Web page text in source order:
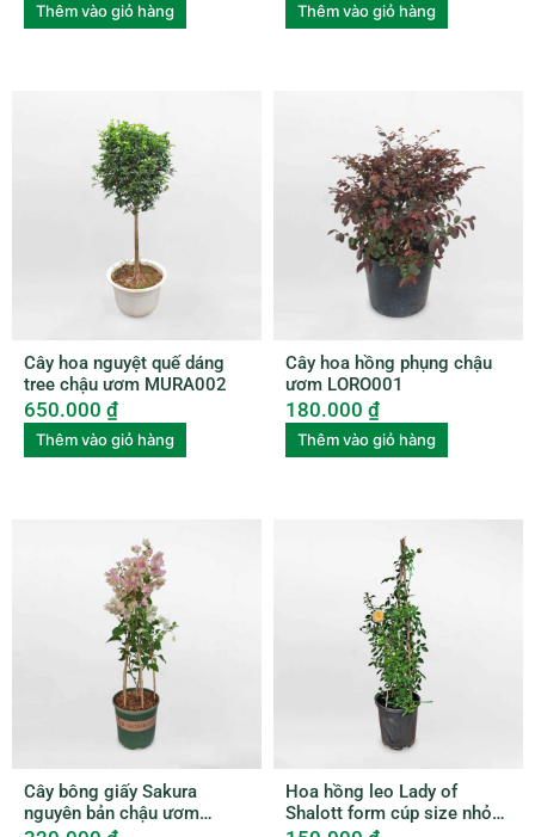
Thêm vào giỏ hàng Thêm vào giỏ hàng
Cây hoa nguyệt quế dáng
tree chậu ươm MURA002
650.000 ₫
Thêm vào giỏ hàng
Cây hoa hồng phụng chậu
ươm LORO001
180.000 ₫
Thêm vào giỏ hàng
Cây bông giấy Sakura
nguyên bản chậu ươm
Hoa hồng leo Lady of
Shalott form cúp size nhỏ